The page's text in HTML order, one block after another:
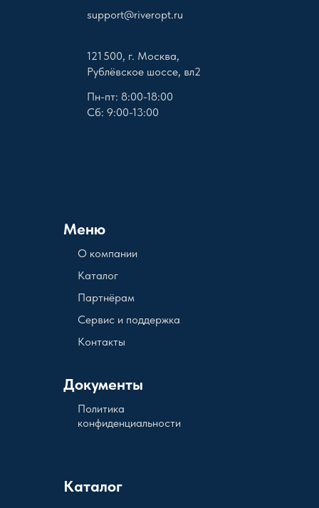
support@riveropt.ru
Меню
121 500, г. Москва,
Рублёвское шоссе, вл2
О компании
Документы
Пн-пт: 8:00-18:00
Сб: 9:00-13:00
Каталог
Политика
конфиденциальности
Партнёрам
Сервис и поддержка
Контакты
Каталог